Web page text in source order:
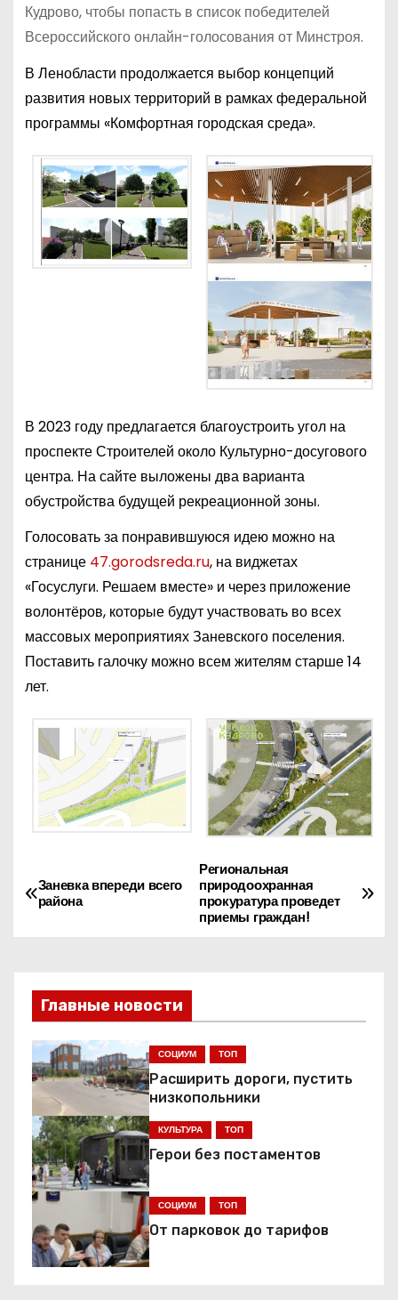
Кудрово, чтобы попасть в список победителей
Всероссийского онлайн-голосования от Минстроя.
В Ленобласти продолжается выбор концепций
развития новых территорий в рамках федеральной
программы «Комфортная городская среда».
В 2023 году предлагается благоустроить угол на
проспекте Строителей около Культурно-досугового
центра. На сайте выложены два варианта
обустройства будущей рекреационной зоны.
Голосовать за понравившуюся идею можно на
странице 47.gorodsreda.ru, на виджетах
«Госуслуги. Решаем вместе» и через приложение
волонтёров, которые будут участвовать во всех
массовых мероприятиях Заневского поселения.
Поставить галочку можно всем жителям старше 14
лет.
Н
а
и
г
а
ц
и
я
п
о
Региональная
природоохранная
прокуратура проведет
приемы граждан!
Заневка впереди всего
района
Главные новости
СОЦИУМ ТОП
Расширить дороги, пустить
низкопольники
КУЛЬТУРА ТОП
Герои без постаментов
СОЦИУМ ТОП
От парковок до тарифов